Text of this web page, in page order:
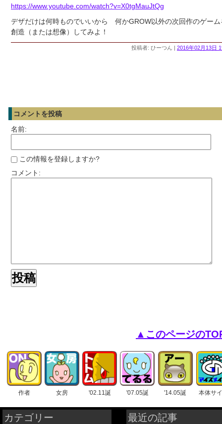
https://www.youtube.com/watch?v=X0tgMauJtQg
デザだけは何時ものでいいから 何かGROW以外の次回作のゲーム
創造（または想像）してみよ！
投稿者: ひーつん | 2016年02月13日
コメントを投稿
名前:
この情報を登録しますか?
コメント:
▲このページの
作者 女房 '02.11誕 '07.05誕 '14.05誕 本体サ
カテゴリー
最近の記事